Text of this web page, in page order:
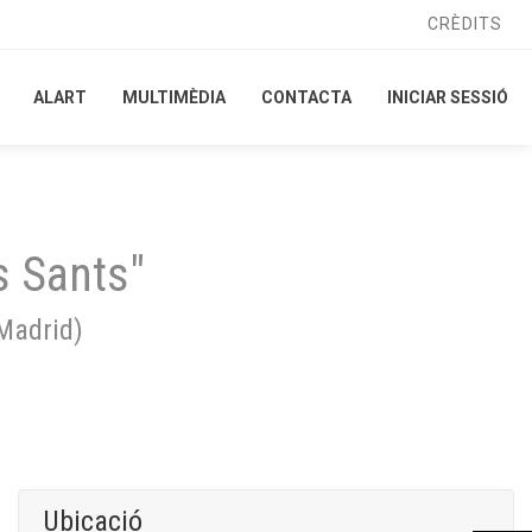
CRÈDITS
ALART MULTIMÈDIA CONTACTA INICIAR SESSIÓ
CRÈDITS
ALART MULTIMÈDIA CONTACTA INICIAR SESSIÓ
Sants"
)
Ubicació